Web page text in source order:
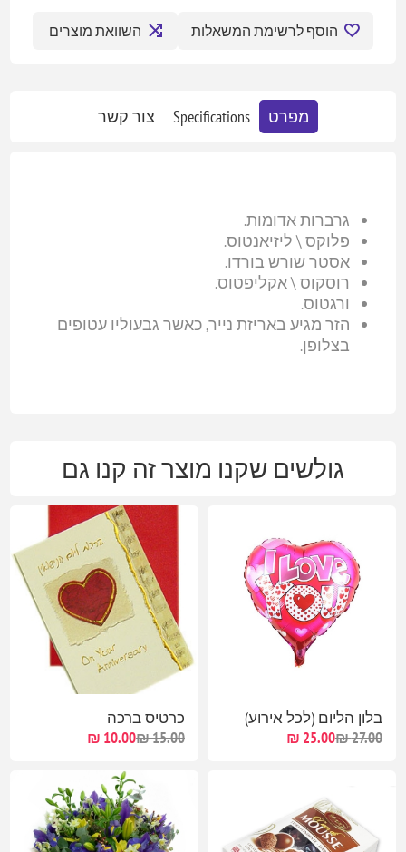
הוסף לרשימת המשאלות השוואת מוצרים
מפרט Specifications צור קשר
גרברות אדומות.
פלוקס \ ליזיאנטוס.
אסטר שורש בורדו.
רוסקוס \ אקליפטוס.
ורגטוס.
הזר מגיע באריזת נייר, כאשר גבעוליו עטופים
בצלופן.
גולשים שקנו מוצר זה קנו גם
בלון הליום (לכל אירוע)
27.00 ₪
25.00 ₪
כרטיס ברכה
15.00 ₪
10.00 ₪